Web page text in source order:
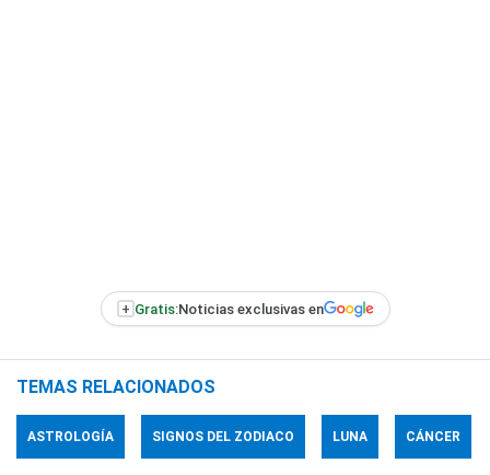
+ Gratis:Noticias exclusivas en
TEMAS RELACIONADOS
ASTROLOGÍA SIGNOS DEL ZODIACO LUNA CÁNCER